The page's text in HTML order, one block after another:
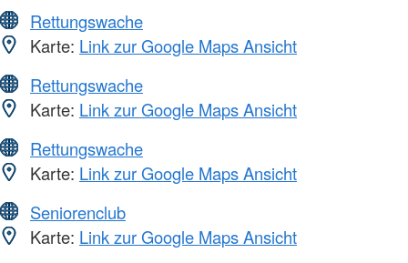
Rettungswache
Karte: Link zur Google Maps Ansicht
Rettungswache
Karte: Link zur Google Maps Ansicht
Rettungswache
Karte: Link zur Google Maps Ansicht
Seniorenclub
Karte: Link zur Google Maps Ansicht